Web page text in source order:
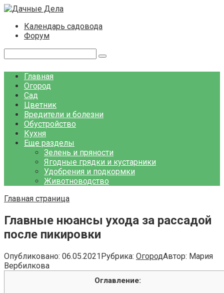
Перейти
контентуКалендарь садовода
Форум
Главная
Огород
Сад
Цветник
Вредители и болезни
Обустройство
Кухня
Еще разделы
Зелень и пряности
Ягодные грядки и кустарники
Удобрения и подкормки
Животноводство
Главная страница
Главные нюансы ухода за рассадой
после пикировки
Опубликовано: 06.05.2021Рубрика: ОгородАвтор: Мария
Вербилкова
Оглавление: